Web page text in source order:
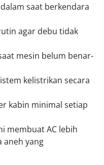
saat berkendara
agar debu tidak
mesin belum benar-
kelistrikan secara
kabin minimal setiap
membuat AC lebih
aneh yang